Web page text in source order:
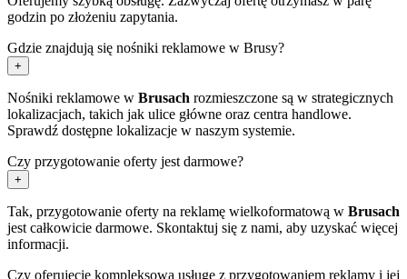
godzin po złożeniu zapytania.
Gdzie znajdują się nośniki reklamowe w Brusy?
+
Nośniki reklamowe w Brusach rozmieszczone są w strategicznych
lokalizacjach, takich jak ulice główne oraz centra handlowe.
Sprawdź dostępne lokalizacje w naszym systemie.
Czy przygotowanie oferty jest darmowe?
+
Tak, przygotowanie oferty na reklamę wielkoformatową w Brusach
jest całkowicie darmowe. Skontaktuj się z nami, aby uzyskać więcej
informacji.
Czy oferujecie kompleksową usługę z przygotowaniem reklamy i jej